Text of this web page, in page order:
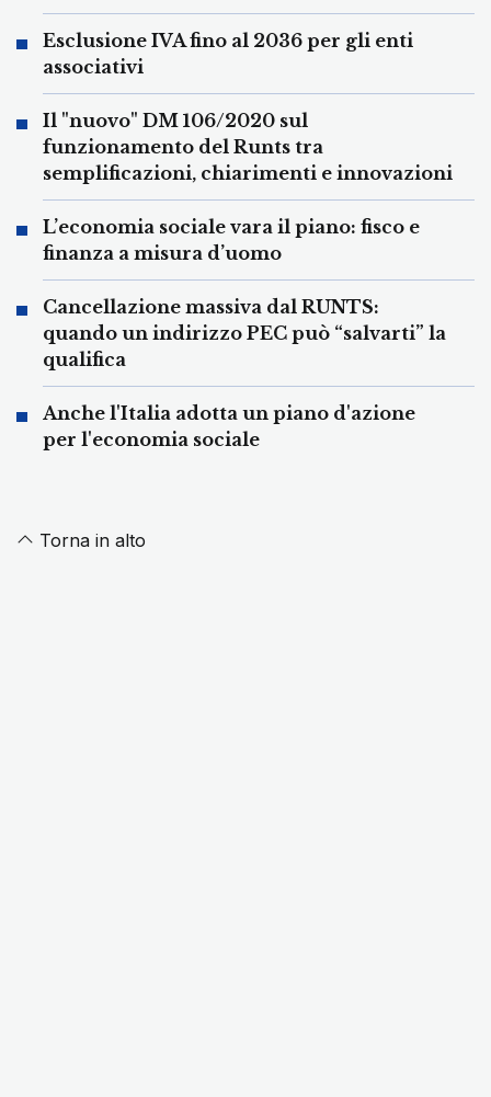
Esclusione IVA fino al 2036 per gli enti
associativi
Il "nuovo" DM 106/2020 sul
funzionamento del Runts tra
semplificazioni, chiarimenti e innovazioni
L’economia sociale vara il piano: fisco e
finanza a misura d’uomo
Cancellazione massiva dal RUNTS:
quando un indirizzo PEC può “salvarti” la
qualifica
Anche l'Italia adotta un piano d'azione
per l'economia sociale
Torna in alto